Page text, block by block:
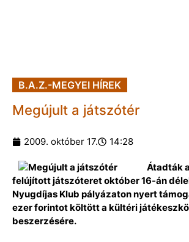
B.A.Z.-MEGYEI HÍREK
Megújult a játszótér
2009. október 17. 14:28
Átadták
felújított játszóteret október 16-án
Nyugdíjas Klub pályázaton nyert
ezer forintot költött a kültéri
beszerzésére.